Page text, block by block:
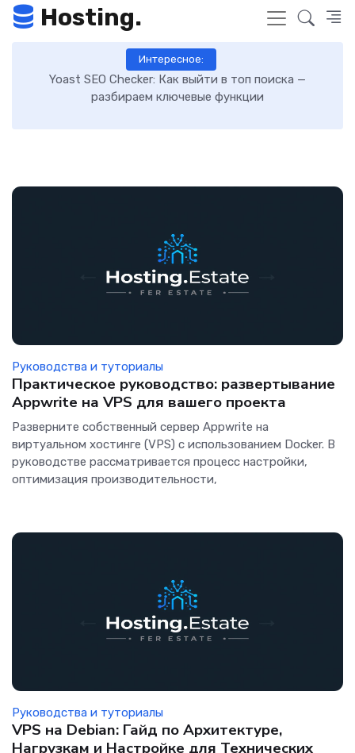
Hosting.
Интересное:
Как включить GZIP-сжатие в WordPress и ускорить
загрузку сайта: пошаговая инструкция
Руководства и туториалы
Практическое руководство: развертывание
Appwrite на VPS для вашего проекта
Разверните собственный сервер Appwrite на
виртуальном хостинге (VPS) с использованием Docker. В
руководстве рассматривается процесс настройки,
оптимизация производительности,
Руководства и туториалы
VPS на Debian: Гайд по Архитектуре,
Нагрузкам и Настройке для Технических